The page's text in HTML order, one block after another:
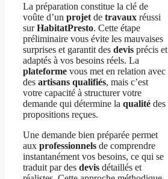
La préparation constitue la clé de
voûte d’un projet de travaux réussi
surHabitatPresto. Cette étape
préliminaire vous évite les mauvaises
surprises et garantit des devis précis et
adaptés à vos besoins réels. La
plateforme vous met en relation avec
des artisans qualifiés, mais c’est
votre capacité à structurer votre
demande qui détermine la qualité des
propositions reçues.
Une demande bien préparée permet
aux professionnels de comprendre
instantanément vos besoins, ce qui se
traduit par des devis détaillés et